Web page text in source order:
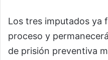
Los tres imputados ya
proceso y
de prisión preventiva